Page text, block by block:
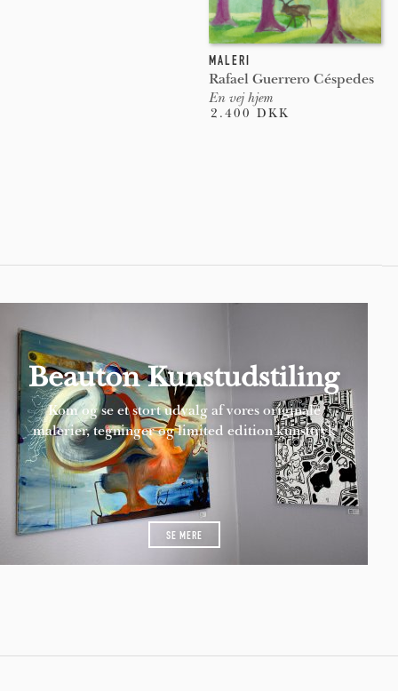
MALERI
Rafael Guerrero Céspedes
En vej hjem
2.400 DKK
Beauton Kunstudstiling
Kom og se et stort udvalg af vores originale
malerier, tegninger og limited edition kunsttryk
SE MERE